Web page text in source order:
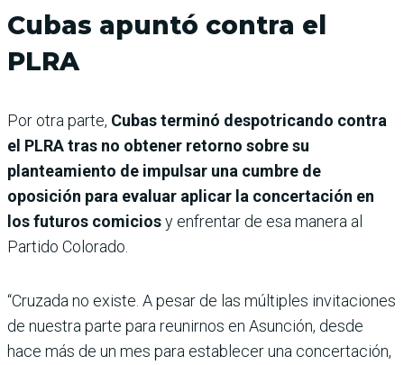
Cubas apuntó contra el
PLRA
Por otra parte, Cubas terminó despotricando contra
el PLRA tras no obtener retorno sobre su
planteamiento de impulsar una cumbre de
oposición para evaluar aplicar la concertación en
los futuros comiciosy enfrentar de esa manera al
Partido Colorado.
“Cruzada no existe. A pesar de las múltiples invitaciones
de nuestra parte para reunirnos en Asunción, desde
hace más de un mes para establecer una concertación,